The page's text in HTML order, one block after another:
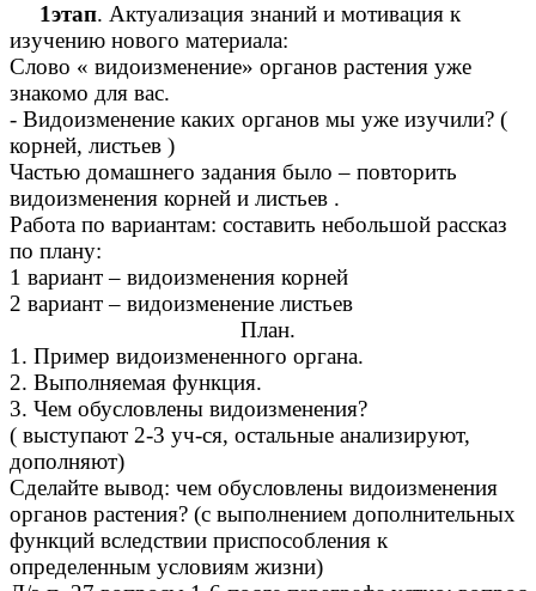
1этап. Актуализация знаний и мотивация к
изучению нового материала:
Слово « видоизменение» органов растения уже
знакомо для вас.
- Видоизменение каких органов мы уже изучили? (
корней, листьев )
Частью домашнего задания было – повторить
видоизменения корней и листьев .
Работа по вариантам: составить небольшой рассказ
по плану:
1 вариант – видоизменения корней
2 вариант – видоизменение листьев
План.
1. Пример видоизмененного органа.
2. Выполняемая функция.
3. Чем обусловлены видоизменения?
( выступают 2-3 уч-ся, остальные анализируют,
дополняют)
Сделайте вывод: чем обусловлены видоизменения
органов растения? (с выполнением дополнительных
функций вследствии приспособления к
определенным условиям жизни)